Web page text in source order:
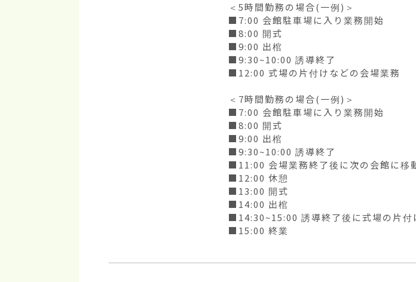
＜5時間勤務の場合(一例)＞
■7:00 会館駐車場に入り業務開始
■8:00 開式
■9:00 出棺
■9:30~10:00 誘導終了
■12:00 式場の片付けなどの会場業務
＜7時間勤務の場合(一例)＞
■7:00 会館駐車場に入り業務開始
■8:00 開式
■9:00 出棺
■9:30~10:00 誘導終了
■11:00 会場業務終了後に次の会館に移
■12:00 休憩
■13:00 開式
■14:00 出棺
■14:30~15:00 誘導終了後に式場の片付
■15:00 終業